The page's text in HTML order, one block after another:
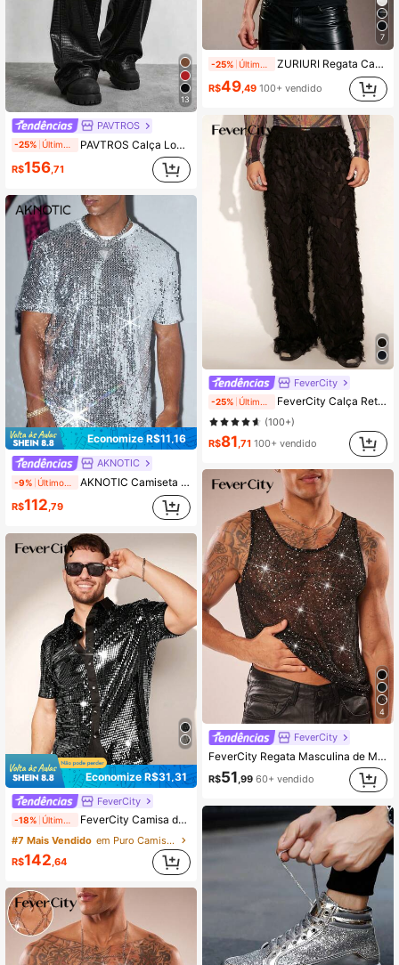
13
PAVTROS
-25% PAVTROS Calça Longa Masculina de PU com Estampa de Crocodilo para Uso Diário
R$156 ,71
Economize R$11,16
AKNOTIC
-9% AKNOTIC Camiseta Masculina Casual Solta com Contas e Lantejoulas de Manga Curta, Para Festa, Para Amigos Camiseta Brilhante, Verão, Férias, Presentes do Dia dos Pais, Futebol
R$112,79
Economize R$31,31
FeverCity
-18% FeverCity Camisa de Manga Curta Decorada com Lantejoulas para Homens
#7 Mais Vendido
em Puro Camisas masculinas
R$142 ,64
7
-25% ZURIURI Regata Casual Masculina de Cor Sólida com Alça de Metal, Verão
R$49,49 100+ vendido
FeverCity
-25% FeverCity Calça Reta Solta com Remendos e Franjas para Homens, Calça Folgada Lisa para Sair, Presente para Marido e Namorado
(100+)
R$81 ,71 100+ vendido
4
FeverCity
FeverCity Regata Masculina de Malha Transparente com Glitter e Gola Redonda, Sem Mangas
R$51,99 60+ vendido